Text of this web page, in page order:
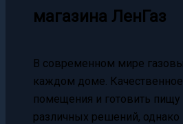
магазина ЛенГаз
В современном мире
каждом доме.
помещения и готовить
различных решений, однако